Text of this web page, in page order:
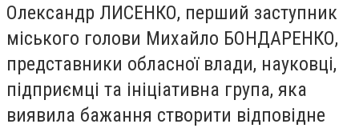
Олександр ЛИСЕНКО, перший заступник
міського голови Михайло БОНДАРЕНКО,
представники обласної влади, науковці,
підприємці та ініціативна група, яка
виявила бажання створити відповідне